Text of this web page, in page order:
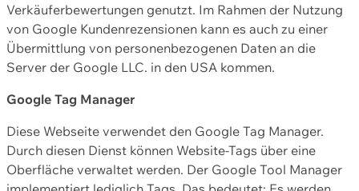
Verkäuferbewertungen genutzt. Im Rahmen der Nutzung
von Google Kundenrezensionen kann es auch zu einer
Übermittlung von personenbezogenen Daten an die
Server der Google LLC. in den USA kommen.
Google Tag Manager
Diese Webseite verwendet den Google Tag Manager.
Durch diesen Dienst können Website-Tags über eine
Oberfläche verwaltet werden. Der Google Tool Manager